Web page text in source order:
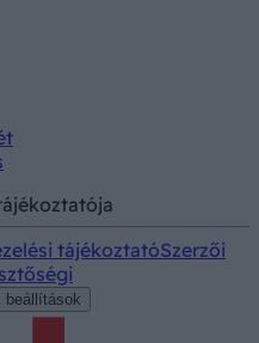
tájékoztatóSzerzői
beállítások